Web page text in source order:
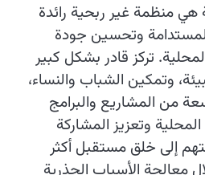
هي منظمة غير ربحية رائدة
وتحسين جودة
تركز قادر بشكل كبير
وتمكين الشباب والنساء،
من المشاريع والبرامج
وتعزيز المشاركة
إلى خلق مستقبل أكثر